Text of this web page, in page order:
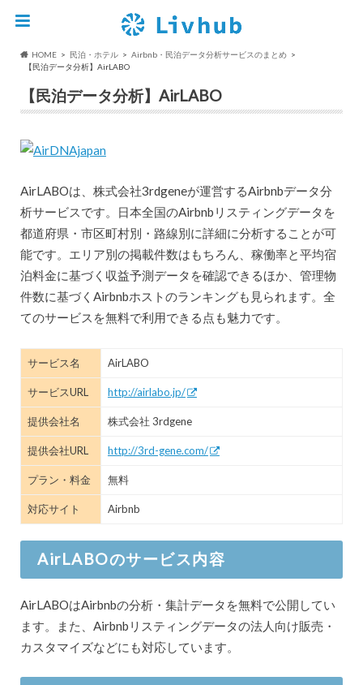
HOME 民泊・ホテル
Airbnb・民泊データ分析サービスのまとめ
【民泊データ分析】AirLABO
【民泊データ分析】AirLABO
AirLABOは、株式会社3rdgeneが運営するAirbnbデータ分
析サービスです。日本全国のAirbnbリスティングデータを
都道府県・市区町村別・路線別に詳細に分析することが可
能です。エリア別の掲載件数はもちろん、稼働率と平均宿
泊料金に基づく収益予測データを確認できるほか、管理物
件数に基づくAirbnbホストのランキングも見られます。全
てのサービスを無料で利用できる点も魅力です。
サービス名 AirLABO
サービスURL http://airlabo.jp/
提供会社名 株式会社 3rdgene
提供会社URL http://3rd-gene.com/
プラン・料金 無料
対応サイト Airbnb
AirLABOのサービス内容
AirLABOはAirbnbの分析・集計データを無料で公開してい
ます。また、Airbnbリスティングデータの法人向け販売・
カスタマイズなどにも対応しています。